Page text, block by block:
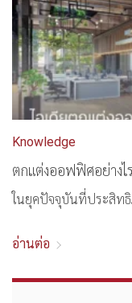
Knowledge
ตกแต่งออฟฟิศอย่างไ
ในยุคปัจจุบันที่ประสิทธิ
อ่านต่อ